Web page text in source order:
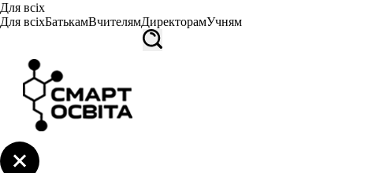
Для всіх
Для всіхБатькамВчителямДиректорамУчням